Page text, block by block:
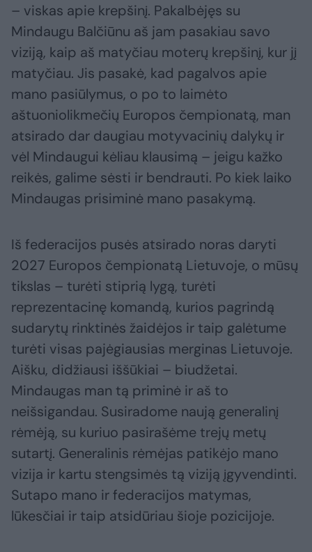
– viskas apie krepšinį. Pakalbėjęs su
Mindaugu Balčiūnu aš jam pasakiau savo
viziją, kaip aš matyčiau moterų krepšinį, kur jį
matyčiau. Jis pasakė, kad pagalvos apie
mano pasiūlymus, o po to laimėto
aštuoniolikmečių Europos čempionatą, man
atsirado dar daugiau motyvacinių dalykų ir
vėl Mindaugui kėliau klausimą – jeigu kažko
reikės, galime sėsti ir bendrauti. Po kiek laiko
Mindaugas prisiminė mano pasakymą.
Iš federacijos pusės atsirado noras daryti
2027 Europos čempionatą Lietuvoje, o mūsų
tikslas – turėti stiprią lygą, turėti
reprezentacinę komandą, kurios pagrindą
sudarytų rinktinės žaidėjos ir taip galėtume
turėti visas pajėgiausias merginas Lietuvoje.
Aišku, didžiausi iššūkiai – biudžetai.
Mindaugas man tą priminė ir aš to
neišsigandau. Susiradome naują generalinį
rėmėją, su kuriuo pasirašėme trejų metų
sutartį. Generalinis rėmėjas patikėjo mano
vizija ir kartu stengsimės tą viziją įgyvendinti.
Sutapo mano ir federacijos matymas,
lūkesčiai ir taip atsidūriau šioje pozicijoje.